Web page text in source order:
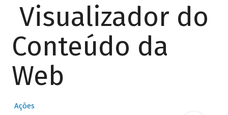
Visualizador do
Conteúdo da
Web
Ações